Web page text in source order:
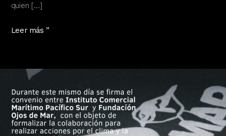
quien […]
INTEGRANTE
DE
GANA
BECA
ERASMUS
Leer más ”